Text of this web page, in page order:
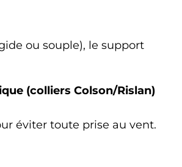
ou souple), le support
(colliers Colson/Rislan)
éviter toute prise au vent.